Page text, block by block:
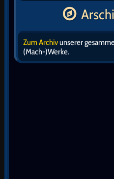
Zum Archivunserer
(Mach-)Werke.